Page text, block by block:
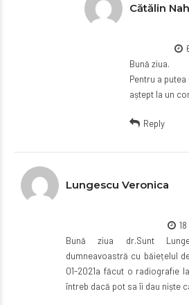
Cătălin
Bună ziua.
Pentru a
aștept la un
Reply
Lungescu Veronica
Bună ziua dr.Sunt
dumneavoastră cu băiețelul
01-2021a făcut o radiografie
întreb dacă pot sa îi dau niște